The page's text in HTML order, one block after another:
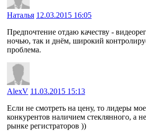
Наталья 12.03.2015 16:05
Предпочтение отдаю качеству -
ночью, так и днём, широкий
проблема.
AlexV 11.03.2015 15:13
Если не смотреть на цену, то лидеры
конкурентов наличием стеклянного, а
рынке регистраторов ))